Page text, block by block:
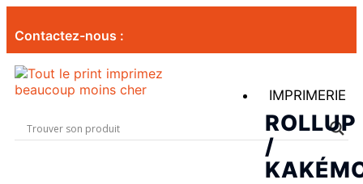
Contactez-nous :
IMPRIMERIE
ROLLUP
/